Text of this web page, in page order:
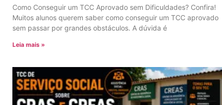
Como Conseguir um TCC Aprovado sem Dificuldades? Confira!
Muitos alunos querem saber como conseguir um TCC aprovado
sem passar por grandes obstáculos. A dúvida é
Leia mais »